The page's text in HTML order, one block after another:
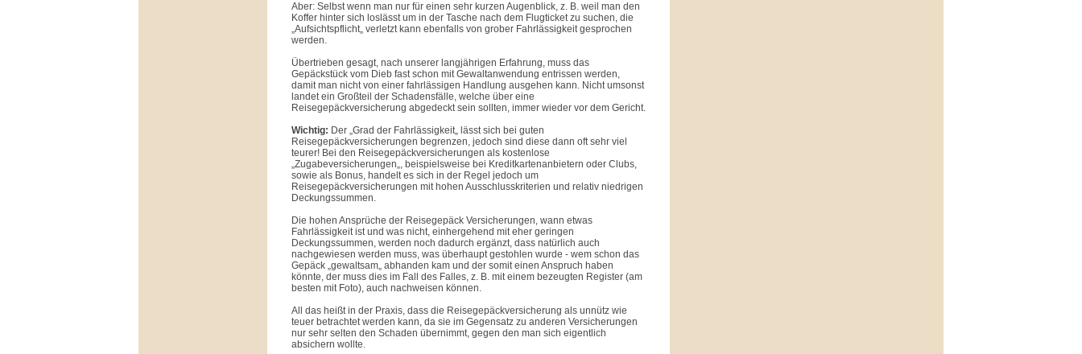
Aber: Selbst wenn man nur für einen sehr kurzen Augenblick, z. B. weil man den
Koffer hinter sich loslässt um in der Tasche nach dem Flugticket zu suchen, die
„Aufsichtspflicht„ verletzt kann ebenfalls von grober Fahrlässigkeit gesprochen
werden.
Übertrieben gesagt, nach unserer langjährigen Erfahrung, muss das
Gepäckstück vom Dieb fast schon mit Gewaltanwendung entrissen werden,
damit man nicht von einer fahrlässigen Handlung ausgehen kann. Nicht umsonst
landet ein Großteil der Schadensfälle, welche über eine
Reisegepäckversicherung abgedeckt sein sollten, immer wieder vor dem Gericht.
Wichtig: Der „Grad der Fahrlässigkeit„ lässt sich bei guten
Reisegepäckversicherungen begrenzen, jedoch sind diese dann oft sehr viel
teurer! Bei den Reisegepäckversicherungen als kostenlose
„Zugabeversicherungen„, beispielsweise bei Kreditkartenanbietern oder Clubs,
sowie als Bonus, handelt es sich in der Regel jedoch um
Reisegepäckversicherungen mit hohen Ausschlusskriterien und relativ niedrigen
Deckungssummen.
Die hohen Ansprüche der Reisegepäck Versicherungen, wann etwas
Fahrlässigkeit ist und was nicht, einhergehend mit eher geringen
Deckungssummen, werden noch dadurch ergänzt, dass natürlich auch
nachgewiesen werden muss, was überhaupt gestohlen wurde - wem schon das
Gepäck „gewaltsam„ abhanden kam und der somit einen Anspruch haben
könnte, der muss dies im Fall des Falles, z. B. mit einem bezeugten Register (am
besten mit Foto), auch nachweisen können.
All das heißt in der Praxis, dass die Reisegepäckversicherung als unnütz wie
teuer betrachtet werden kann, da sie im Gegensatz zu anderen Versicherungen
nur sehr selten den Schaden übernimmt, gegen den man sich eigentlich
absichern wollte.